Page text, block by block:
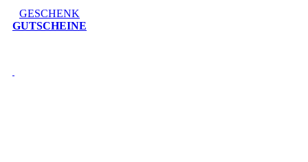
GESCHENK
GUTSCHEINE